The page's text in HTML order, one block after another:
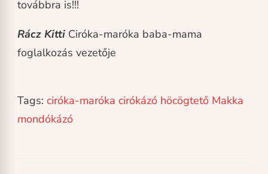
továbbra is!!!
Rácz Kitti Ciróka-maróka baba-mama
foglalkozás vezetője
Tags: ciróka-maróka cirókázó höcögtető Makka
mondókázó